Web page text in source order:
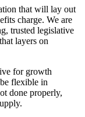
that will lay out
charge. We are
trusted legislative
layers on
for growth
flexible in
done properly,